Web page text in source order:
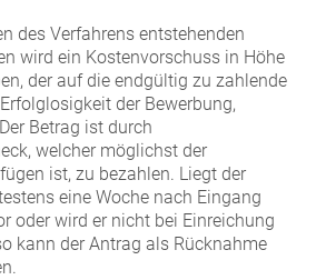
des Verfahrens entstehenden
wird ein Kostenvorschuss in Höhe
der auf die endgültig zu zahlende
der Bewerbung,
Betrag ist durch
welcher möglichst der
ist, zu bezahlen. Liegt der
eine Woche nach Eingang
oder wird er nicht bei Einreichung
kann der Antrag als Rücknahme